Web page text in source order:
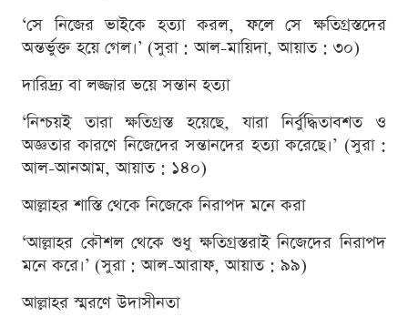
‘সে নিজের ভাইকে হত্যা করল, ফলে সে ক্ষতিগ্রস্তদের
অন্তর্ভুক্ত হয়ে গেল।’ (সুরা : আল-মায়িদা, আয়াত : ৩০)
দারিদ্র্য বা লজ্জার ভয়ে সন্তান হত্যা
‘নিশ্চয়ই তারা ক্ষতিগ্রস্ত হয়েছে, যারা নির্বুদ্ধিতাবশত ও
অজ্ঞতার কারণে নিজেদের সন্তানদের হত্যা করেছে।’ (সুরা :
আল-আনআম, আয়াত : ১৪০)
আল্লাহর শাস্তি থেকে নিজেকে নিরাপদ মনে করা
‘আল্লাহর কৌশল থেকে শুধু ক্ষতিগ্রস্তরাই নিজেদের নিরাপদ
মনে করে।’ (সুরা : আল-আরাফ, আয়াত : ৯৯)
আল্লাহর স্মরণে উদাসীনতা